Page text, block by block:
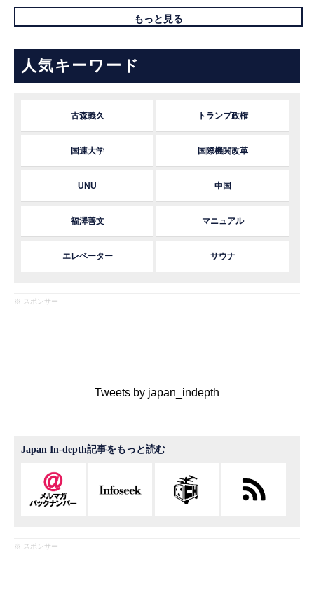
もっと見る
人気キーワード
古森義久 トランプ政権
国連大学 国際機関改革
UNU 中国
福澤善文 マニュアル
エレベーター サウナ
※ スポンサー
Tweets by japan_indepth
Japan In-depth記事をもっと読む
※ スポンサー